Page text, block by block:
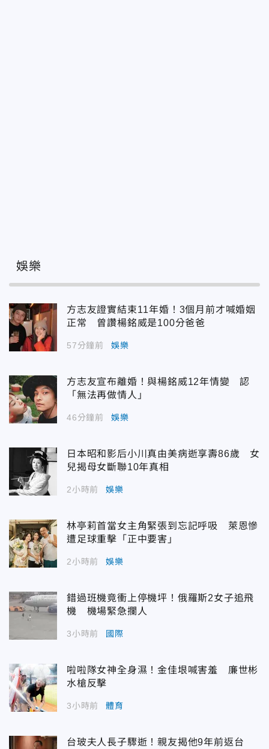
娛樂
方志友證實結束11年婚！3個月前才喊婚姻
正常 曾讚楊銘威是100分爸爸
57分鐘前 娛樂
方志友宣布離婚！與楊銘威12年情變 認
「無法再做情人」
46分鐘前 娛樂
日本昭和影后小川真由美病逝享壽86歲 女
兒揭母女斷聯10年真相
2小時前 娛樂
林亭莉首當女主角緊張到忘記呼吸 萊恩慘
遭足球重擊「正中要害」
2小時前 娛樂
錯過班機竟衝上停機坪！俄羅斯2女子追飛
機 機場緊急攔人
3小時前 國際
啦啦隊女神全身濕！金佳垠喊害羞 廉世彬
水槍反擊
3小時前 體育
台玻夫人長子驟逝！親友揭他9年前返台